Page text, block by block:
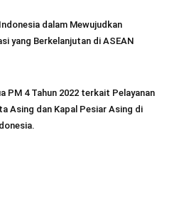
dalam Mewujudkan
yang Berkelanjutan di ASEAN
PM 4 Tahun 2022 terkait Pelayanan
Asing dan Kapal Pesiar Asing di